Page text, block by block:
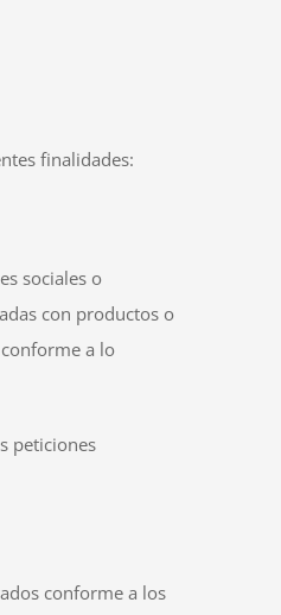
finalidades:
sociales o
con productos o
a lo
peticiones
conforme a los